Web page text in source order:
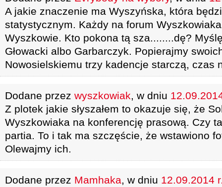
A jakie znaczenie ma Wyszyńska, która
statystycznym. Każdy na forum
Wyszkowie. Kto pokona tą sza........dę?
Głowacki albo Garbarczyk. Popierajmy
Nowosielskiemu trzy kadencje starczą, czas
Dodane przez wyszkowiak, w dniu
Z plotek jakie słyszałem to okazuje się, że
Wyszkowiaka na konferencję prasową. Czy
partia. To i tak ma szczęście, że wstawiono
Olewajmy ich.
Dodane przez Mamhaka, w dniu 12.09.2014